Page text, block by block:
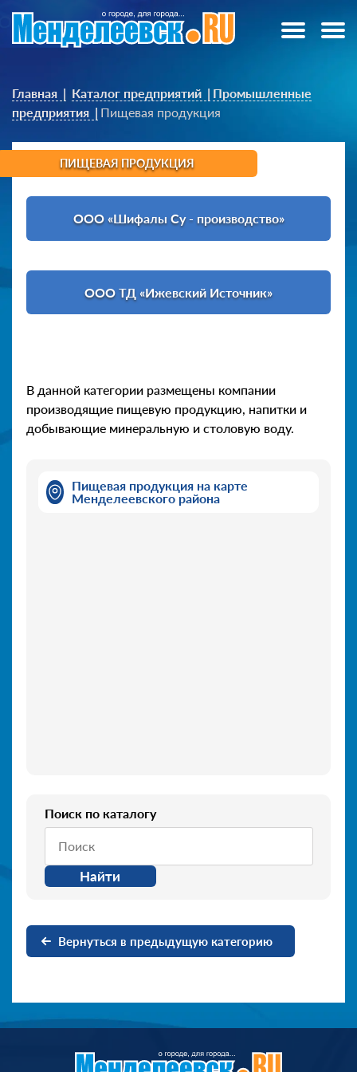
Главная Каталог предприятий
Промышленные
предприятия
Пищевая продукция
ПИЩЕВАЯ ПРОДУКЦИЯ
ООО «Шифалы Су - производство»
ООО ТД «Ижевский Источник»
В данной категории размещены компании
производящие пищевую продукцию, напитки и
добывающие минеральную и столовую воду.
Пищевая продукция на карте
Менделеевского района
Поиск по каталогу
Найти
Вернуться в предыдущую категорию